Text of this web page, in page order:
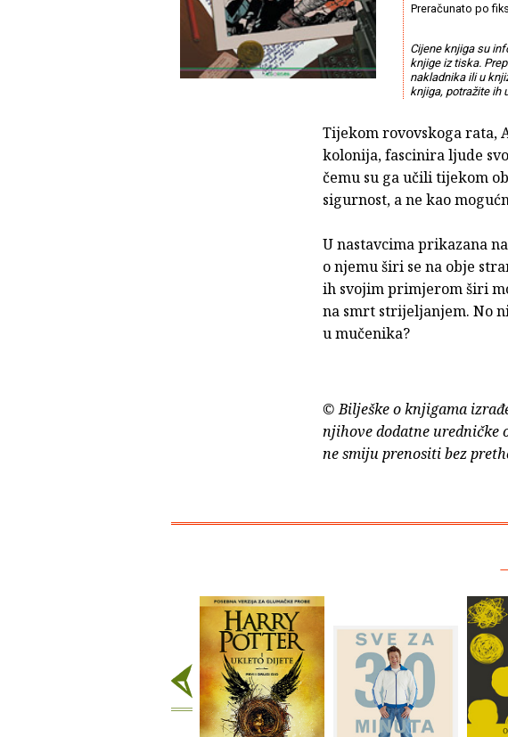
Preračunato po
Cijene knjiga su
knjige iz tiska.
nakladnika ili u
knjiga, potražite ih
Tijekom rovovskoga rata,
kolonija, fascinira ljude
čemu su ga učili tijekom
sigurnost, a ne kao
U nastavcima prikazana
o njemu širi se na obje
ih svojim primjerom širi
na smrt strijeljanjem. No
u mučenika?
© Bilješke o knjigama
njihove dodatne uredničke
ne smiju prenositi bez